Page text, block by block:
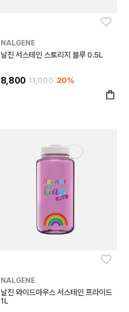
NALGENE
날진 서스테인 스토리지 블루 0.5L
8,800 11,000 20%
NALGENE
날진 와이드마우스 서스테인 프라이드
1L